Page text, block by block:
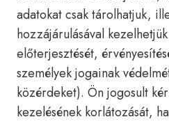
adatokat csak tárolhatjuk,
hozzájárulásával
előterjesztését,
személyek jogainak
közérdeket). Ön jogosult
kezelésének korlátozását, ha